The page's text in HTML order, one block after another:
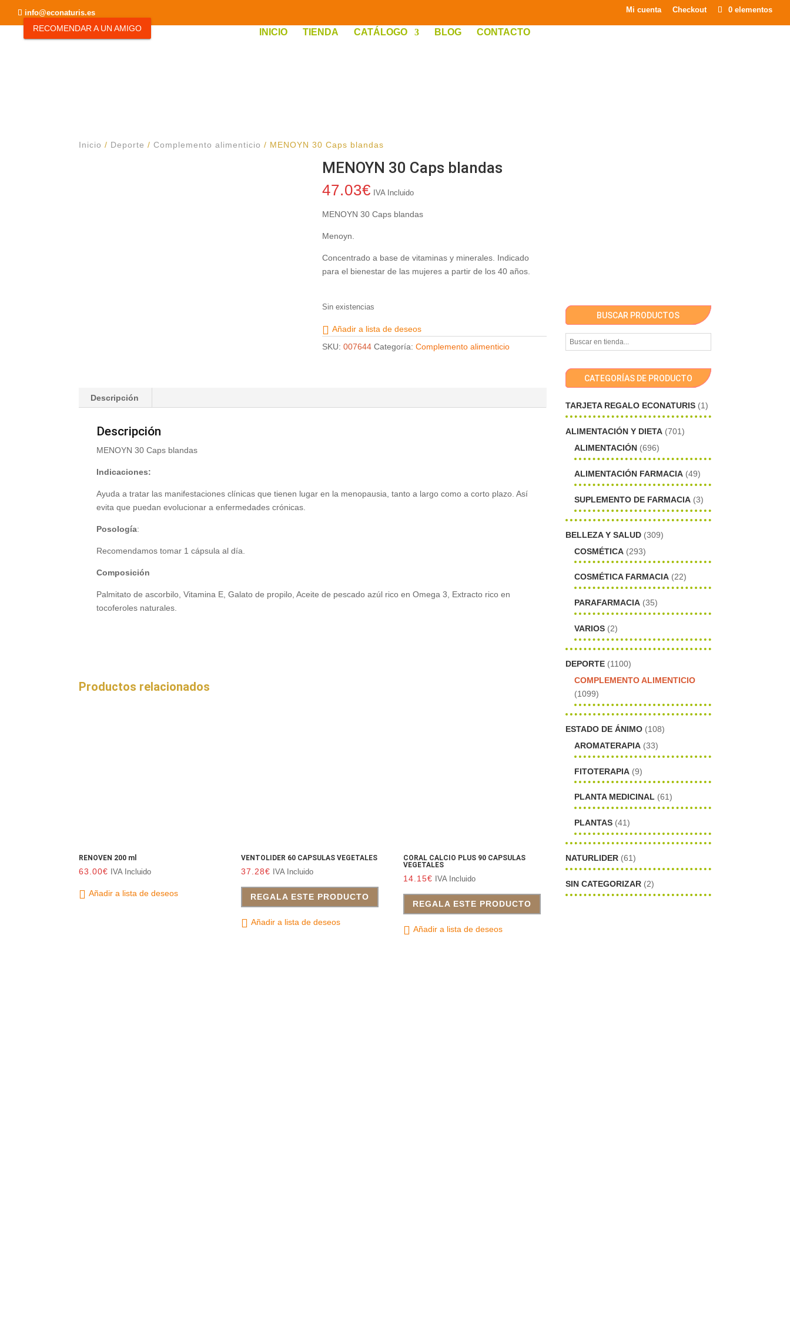
RECOMENDAR A UN AMIGO
info@econaturis.es Mi cuenta Checkout 0 elementos
INICIO TIENDA CATÁLOGO BLOG CONTACTO
Inicio / Deporte /Complemento alimenticio / MENOYN 30 Caps blandas
MENOYN 30 Caps blandas
47.03€ IVA Incluido
MENOYN 30 Caps blandas
Menoyn.
Concentrado a base de vitaminas y minerales. Indicado
para el bienestar de las mujeres a partir de los 40 años.
Sin existencias
Añadir a lista de deseos
SKU:007644 Categoría:Complemento alimenticio
Descripción
Descripción
MENOYN 30 Caps blandas
Indicaciones:
Ayuda a tratar las manifestaciones clínicas que tienen lugar en la menopausia, tanto a largo como a corto plazo. Así
evita que puedan evolucionar a enfermedades crónicas.
Posología:
Recomendamos tomar 1 cápsula al día.
Composición
Palmitato de ascorbilo, Vitamina E, Galato de propilo, Aceite de pescado azúl rico en Omega 3, Extracto rico en
tocoferoles naturales.
Productos relacionados
RENOVEN 200 ml
63.00€ IVA Incluido
Añadir a lista de deseos
VENTOLIDER 60 CAPSULAS VEGETALES
37.28€ IVA Incluido
REGALA ESTE PRODUCTO
Añadir a lista de deseos
CORAL CALCIO PLUS 90 CAPSULAS
VEGETALES
14.15€ IVA Incluido
REGALA ESTE PRODUCTO
Añadir a lista de deseos
BUSCAR PRODUCTOS
CATEGORÍAS DE PRODUCTO
TARJETA REGALO ECONATURIS (1)
ALIMENTACIÓN Y DIETA (701)
ALIMENTACIÓN (696)
ALIMENTACIÓN FARMACIA (49)
SUPLEMENTO DE FARMACIA (3)
BELLEZA Y SALUD (309)
COSMÉTICA (293)
COSMÉTICA FARMACIA (22)
PARAFARMACIA (35)
VARIOS (2)
DEPORTE (1100)
COMPLEMENTO ALIMENTICIO
(1099)
ESTADO DE ÁNIMO (108)
AROMATERAPIA (33)
FITOTERAPIA (9)
PLANTA MEDICINAL (61)
PLANTAS (41)
NATURLIDER (61)
SIN CATEGORIZAR (2)